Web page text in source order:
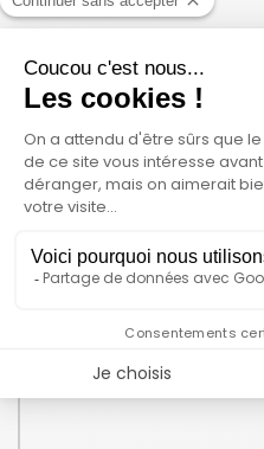
La carte
cyclables